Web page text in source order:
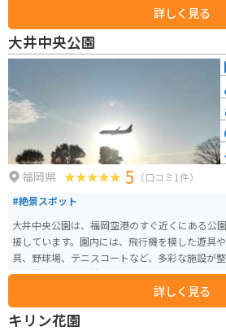
詳しく見る
大井中央公園
福岡県 5 （口コミ1件）
#絶景スポット
大井中央公園は、福岡空港のすぐ近くにある公
接しています。園内には、飛行機を模した遊具
具、野球場、テニスコートなど、多彩な施設が
路に着陸する飛行機を間近で見ることができ、
れ、とても綺麗です。駐車場は3か所に分かれ
り、利用時間は5時から21時までです。アクセ
詳しく見る
キリン花園